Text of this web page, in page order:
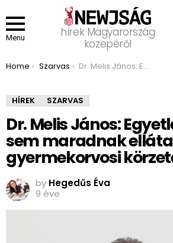
Menu
hírek Magyarország
közepéről
You are here:
Home Szarvas Dr. Melis János: Egyetlen napra sem maradnak ellátatlanok a gyermekorvosi körzetek
HÍREK SZARVAS
Dr. Melis János:
sem maradnak
gyermekorvosi
by Hegedűs Éva
9 éve